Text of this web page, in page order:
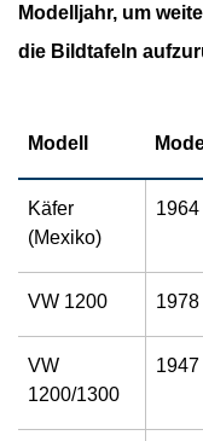
Modelljahr, um
die Bildtafeln
Modell
Käfer
(Mexiko)
1964
VW 1200 1978
VW
1200/1300
1947